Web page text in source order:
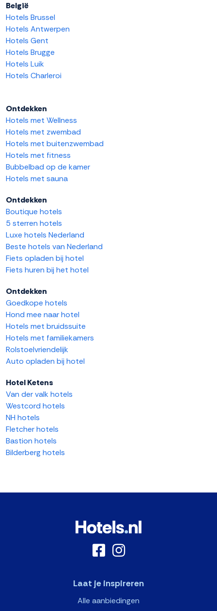
België
Hotels Brussel
Hotels Antwerpen
Hotels Gent
Hotels Brugge
Hotels Luik
Hotels Charleroi
Ontdekken
Hotels met Wellness
Hotels met zwembad
Hotels met buitenzwembad
Hotels met fitness
Bubbelbad op de kamer
Hotels met sauna
Ontdekken
Boutique hotels
5 sterren hotels
Luxe hotels Nederland
Beste hotels van Nederland
Fiets opladen bij hotel
Fiets huren bij het hotel
Ontdekken
Goedkope hotels
Hond mee naar hotel
Hotels met bruidssuite
Hotels met familiekamers
Rolstoelvriendelijk
Auto opladen bij hotel
Hotel Ketens
Van der valk hotels
Westcord hotels
NH hotels
Fletcher hotels
Bastion hotels
Bilderberg hotels
Laat je inspireren
Alle aanbiedingen